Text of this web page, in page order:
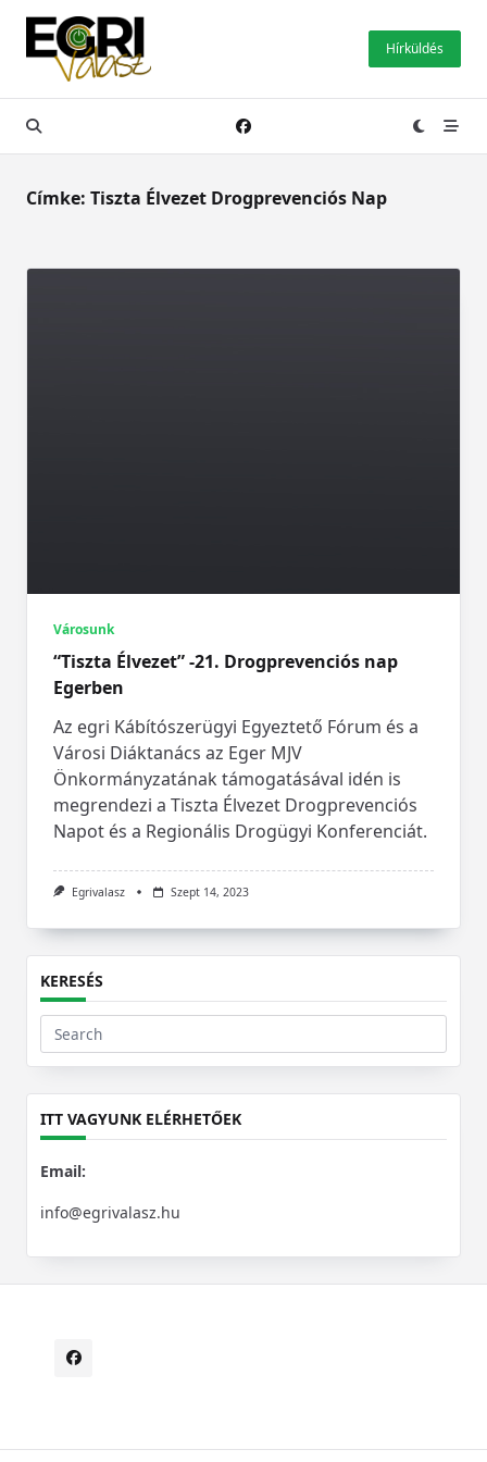
Skip
content
Hírküldés
Címke: Tiszta Élvezet Drogprevenciós Nap
Városunk
“Tiszta Élvezet” -21. Drogprevenciós nap
Egerben
Az egri Kábítószerügyi Egyeztető Fórum és a
Városi Diáktanács az Eger MJV
Önkormányzatának támogatásával idén is
megrendezi a Tiszta Élvezet Drogprevenciós
Napot és a Regionális Drogügyi Konferenciát.
Egrivalasz Szept 14, 2023
KERESÉS
Search
for:
ITT VAGYUNK ELÉRHETŐEK
Email:
info@egrivalasz.hu